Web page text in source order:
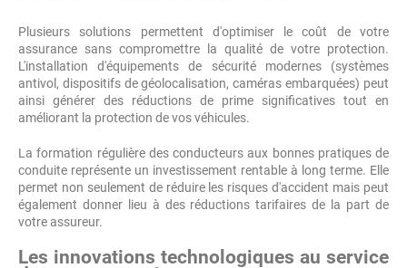
Plusieurs solutions permettent d'optimiser le coût de votre
assurance sans compromettre la qualité de votre protection.
L'installation d'équipements de sécurité modernes (systèmes
antivol, dispositifs de géolocalisation, caméras embarquées) peut
ainsi générer des réductions de prime significatives tout en
améliorant la protection de vos véhicules.
La formation régulière des conducteurs aux bonnes pratiques de
conduite représente un investissement rentable à long terme. Elle
permet non seulement de réduire les risques d'accident mais peut
également donner lieu à des réductions tarifaires de la part de
votre assureur.
Les innovations technologiques au service